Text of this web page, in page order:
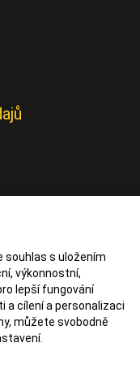
souhlas s uložením
výkonnostní,
lepší fungování
a cílení a personalizaci
můžete svobodně